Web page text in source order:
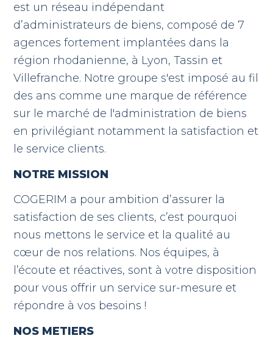
est un réseau indépendant
d’administrateurs de biens, composé de 7
agences fortement implantées dans la
région rhodanienne, à Lyon, Tassin et
Villefranche. Notre groupe s'est imposé au fil
des ans comme une marque de référence
sur le marché de l'administration de biens
en privilégiant notamment la satisfaction et
le service clients.
NOTRE MISSION
COGERIM a pour ambition d’assurer la
satisfaction de ses clients, c’est pourquoi
nous mettons le service et la qualité au
cœur de nos relations. Nos équipes, à
l’écoute et réactives, sont à votre disposition
pour vous offrir un service sur-mesure et
répondre à vos besoins !
NOS METIERS